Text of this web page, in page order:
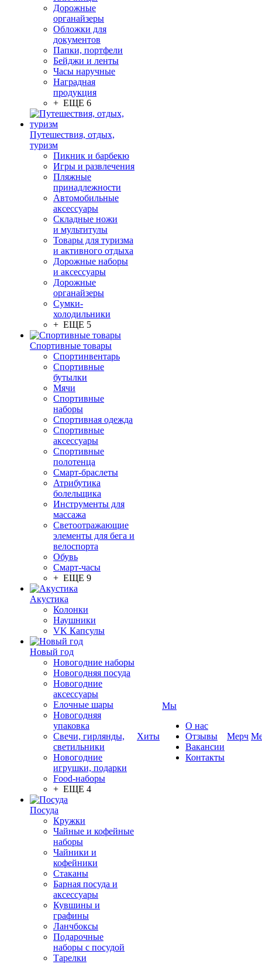
Дорожные
органайзеры
Обложки для
документов
Папки, портфели
Бейджи и ленты
Часы наручные
Наградная
продукция
+ ЕЩЕ 6
Путешествия, отдых,
туризм
Пикник и барбекю
Игры и развлечения
Пляжные
принадлежности
Автомобильные
аксессуары
Складные ножи
и мультитулы
Товары для туризма
и активного отдыха
Дорожные наборы
и аксессуары
Дорожные
органайзеры
Сумки-
холодильники
+ ЕЩЕ 5
Спортивные товары
Спортинвентарь
Спортивные
бутылки
Мячи
Спортивные
наборы
Спортивная одежда
Спортивные
аксессуары
Спортивные
полотенца
Смарт-браслеты
Атрибутика
болельщика
Инструменты для
массажа
Светоотражающие
элементы для бега и
велоспорта
Обувь
Смарт-часы
+ ЕЩЕ 9
Акустика
Колонки
Наушники
VK Капсулы
Новый год
Новогодние наборы
Новогодняя посуда
Новогодние
аксессуары
Елочные шары
Новогодняя
упаковка
Свечи, гирлянды,
светильники
Новогодние
игрушки, подарки
Food-наборы
+ ЕЩЕ 4
Посуда
Кружки
Чайные и кофейные
наборы
Чайники и
кофейники
Стаканы
Барная посуда и
аксессуары
Кувшины и
графины
Ланчбоксы
Подарочные
наборы с посудой
Тарелки
Хиты
Мы
О нас
Отзывы
Вакансии
Контакты
Мерч